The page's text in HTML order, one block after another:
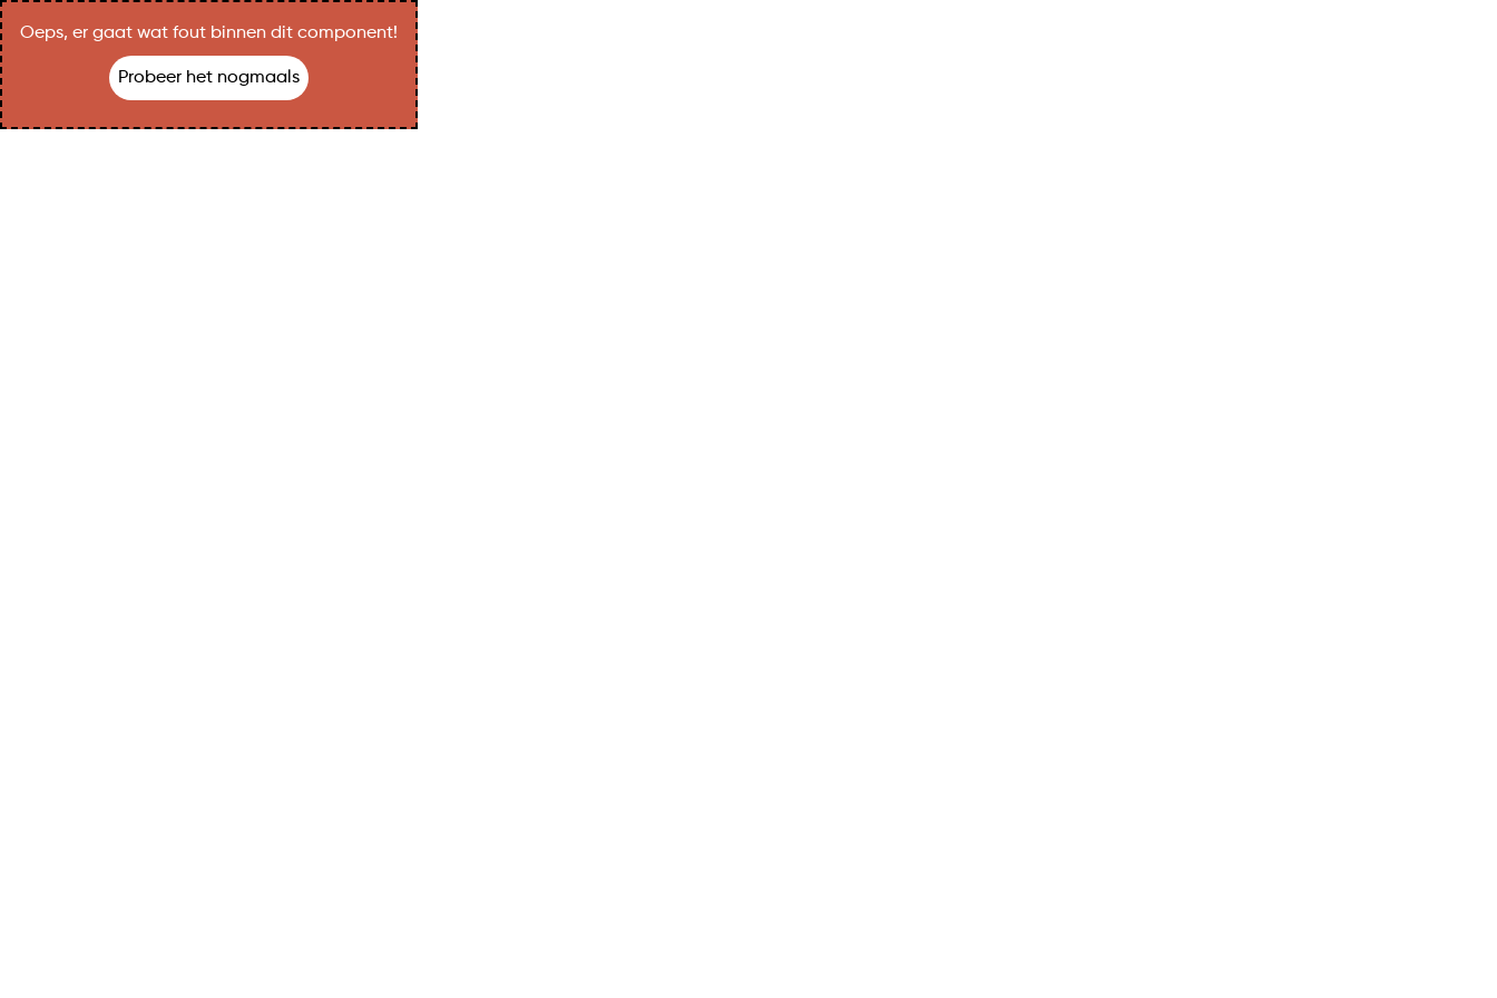
Oeps, er gaat wat fout binnen dit component!
Probeer het nogmaals